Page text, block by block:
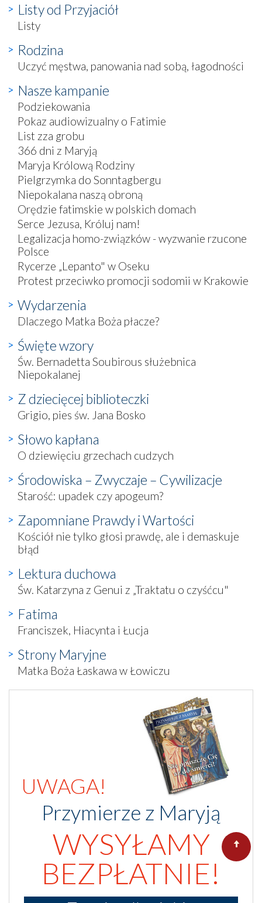
Listy od Przyjaciół
Listy
Rodzina
Uczyć męstwa, panowania nad sobą, łagodności
Nasze kampanie
Podziekowania
Pokaz audiowizualny o Fatimie
List zza grobu
366 dni z Maryją
Maryja Królową Rodziny
Pielgrzymka do Sonntagbergu
Niepokalana naszą obroną
Orędzie fatimskie w polskich domach
Serce Jezusa, Króluj nam!
Legalizacja homo-związków - wyzwanie rzucone
Polsce
Rycerze „Lepanto" w Oseku
Protest przeciwko promocji sodomii w Krakowie
Wydarzenia
Dlaczego Matka Boża płacze?
Święte wzory
Św. Bernadetta Soubirous służebnica
Niepokalanej
Z dziecięcej biblioteczki
Grigio, pies św. Jana Bosko
Słowo kapłana
O dziewięciu grzechach cudzych
Środowiska – Zwyczaje – Cywilizacje
Starość: upadek czy apogeum?
Zapomniane Prawdy i Wartości
Kościół nie tylko głosi prawdę, ale i demaskuje
błąd
Lektura duchowa
Św. Katarzyna z Genui z „Traktatu o czyśćcu"
Fatima
Franciszek, Hiacynta i Łucja
Strony Maryjne
Matka Boża Łaskawa w Łowiczu
UWAGA!
Przymierze z Maryją
WYSYŁAMY
BEZPŁATNIE!